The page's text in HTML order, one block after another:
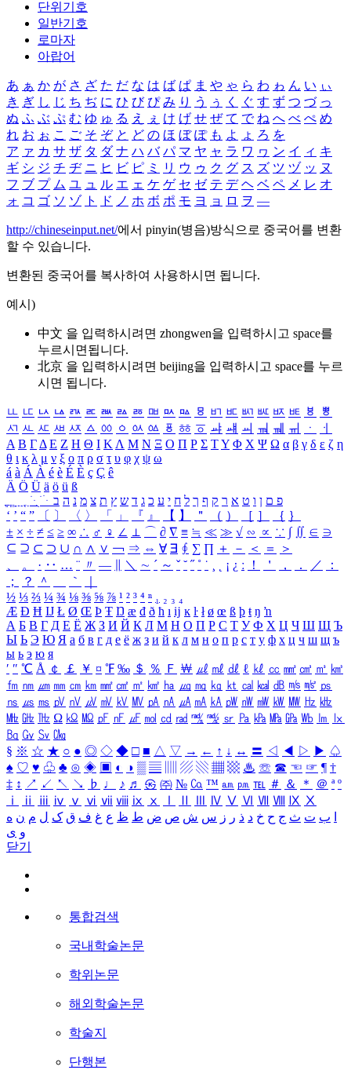
단위기호
일반기호
로마자
아랍어
あ ぁ か が さ ざ た だ な は ば ぱ ま や ゃ ら わ ゎ ん い ぃ
き ぎ し じ ち ぢ に ひ び ぴ み り う ぅ く ぐ す ず つ づ っ
ぬ ふ ぶ ぷ む ゆ ゅ る え ぇ け げ せ ぜ て で ね へ べ ぺ め
れ お ぉ こ ご そ ぞ と ど の ほ ぼ ぽ も よ ょ ろ を
ア ァ カ サ ザ タ ダ ナ ハ バ パ マ ヤ ャ ラ ワ ヮ ン イ ィ キ
ギ シ ジ チ ヂ ニ ヒ ビ ピ ミ リ ウ ゥ ク グ ス ズ ツ ヅ ッ ヌ
フ ブ プ ム ユ ュ ル エ ェ ケ ゲ セ ゼ テ デ ヘ ベ ペ メ レ オ
ォ コ ゴ ソ ゾ ト ド ノ ホ ボ ポ モ ヨ ョ ロ ヲ ―
http://chineseinput.net/에서 pinyin(병음)방식으로 중국어를 변환
할 수 있습니다.
변환된 중국어를 복사하여 사용하시면 됩니다.
예시)
中文 을 입력하시려면 zhongwen을 입력하시고 space를
누르시면됩니다.
北京 을 입력하시려면 beijing을 입력하시고 space를 누르
시면 됩니다.
ㅥ ㅦ ㅧ ㅨ ㅩ ㅪ ㅫ ㅬ ㅭ ㅮ ㅯ ㅰ ㅱ ㅲ ㅳ ㅴ ㅵ ㅶ ㅷ ㅸ
ㅹ
ㅺ ㅻ ㅼ ㅽ ㅾ ㅿ ㆀ ㆁ ㆂ ㆃ ㆄ ㆅ ㆆ ㆇ ㆈ ㆉ ㆊ ㆋ ㆌ ㆍ
ㆎ
Α Β ΓΔ Ε Ζ Η Θ Ι ΚΛ Μ Ν Ξ Ο Π Ρ Σ ΤΥ Φ Χ Ψ Ω α β γ δ ε ζ η
θ ι κ λ μ ν ξ ο π ρ σ τ υ φ χ ψ ω
á à Á À é è É È ç Ç ê
Ä Ö Ü ä ö ü ß
ִֶֹ ֻּ ׁׂ פ ם ן ו ט א ר ק ף ך ל ח י ע כ ג ד ש ץ ת צ מ נ ה ב
‘ ’ “ ” 〔 〕 〈 〉 「 」 『 』 【 】 ＂ （ ） ［ ］ ｛ ｝
± × ÷ ≠ ≤ ≥ ∞ ∴ ♂ ♀ ∠ ⊥ ⌒ ∂ ∇ ≡ ≒ ≪ ≫ √ ∽ ∝ ∵ ∫ ∬ ∈ ∋
⊆ ⊇ ⊂ ⊃ ∪ ∩ ∧ ∨ ￢ ⇒ ⇔ ∀ ∃ ∮ ∑ ∏ ＋ － ＜ ＝
＞
、
。 · ‥ … ¨ 〃 ― ＼ ∼ ´ ～ ˇ ˘ ˝ ˚ ˙ ¸ ¡ ¿ ː ！ ＇ ， ． ／
：
；
？ ＾ ｀
½ ⅓ ⅔ ¼ ¾ ⅛ ⅜ ⅝ ⅞ ¹ ² ³ ⁴ ⁿ ₁ ₂ ₃ ₄
Æ Ð Ħ Ĳ Ł Ø Œ Þ Ŧ Ŋ æ đ ð ħ ı ĳ ĸ ŀ ł ø œ ß þ ŧ ŋ ŉ
А Б В Г Д Е Ё Ж З И Й К Л М Н О П Р С Т У Ф Х Ц Ч Ш Щ Ъ
Ы Ь Э Ю Я а б в г д е ё ж з и й к л м н о п р с т у ф х ц ч ш щ ъ
ы ь э ю я
′ ″ ℃ Å ￠ ￡ ￥ ¤ ℉ ‰ ＄ ％ Ｆ ￦ ㎕ ㎖ ㎗ ℓ ㎘ ㏄ ㎣ ㎤ ㎥ ㎦
㎙ ㎚ ㎛ ㎜ ㎝ ㎞ ㎟ ㎠ ㎡ ㎢ ㏊ ㎍ ㎎ ㎏ ㏏ ㎈ ㎉ ㏈ ㎧ ㎨ ㎰
㎱ ㎲ ㎳ ㎴ ㎵ ㎶ ㎷ ㎸ ㎹ ㎀ ㎁ ㎂ ㎃ ㎄ ㎺ ㎻ ㎽ ㎾ ㎿ ㎐ ㎑
㎒ ㎓ ㎔ Ω ㏀ ㏁ ㎊ ㎋ ㎌ ㏖ ㏅ ㎭ ㎮ ㎯ ㏛ ㎩ ㎪ ㎫ ㎬ ㏝ ㏐
㏓
㏃ ㏉ ㏜ ㏆
§ ※ ☆ ★ ○ ● ◎ ◇ ◆ □ ■ △ ▽ → ← ↑ ↓ ↔ 〓 ◁ ◀ ▷ ▶ ♤
♠ ♡ ♥ ♧ ♣ ⊙ ◈ ▣ ◐ ◑ ▒ ▤ ▨ ▧ ▦ ▩ ♨ ☏ ☎ ☜ ☞ ¶ †
‡ ↕ ↗ ↙ ↖ ↘ ♭ ♩ ♪ ♬ ㉿ ㈜ № ㏇ ™ ㏂ ㏘ ℡ ＃ ＆ ＊ ＠ ª º
ⅰ
ⅱ ⅲ ⅳ ⅴ ⅵ ⅶ ⅷ ⅸ ⅹ Ⅳ Ⅴ Ⅵ Ⅶ Ⅷ Ⅸ Ⅹ
ب ت ث ج ح خ د ذ ر ز س ش ص ض ط ظ ع غ ف ق ک ل م ن ه
و ی
닫기
통합검색
국내학술논문
학위논문
해외학술논문
학술지
단행본